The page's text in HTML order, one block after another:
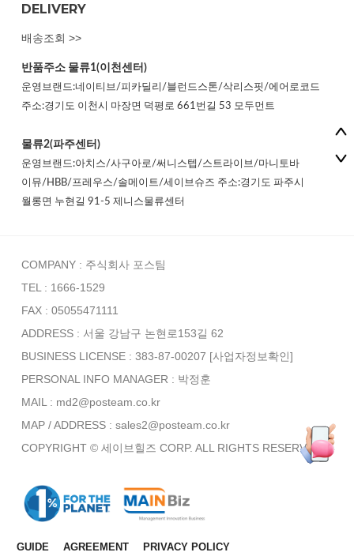
DELIVERY
배송조회 >>
반품주소 물류1(이천센터)
운영브랜드:네이티브/피카딜리/블런드스톤/삭리스핏/에어로코드
주소:경기도 이천시 마장면 덕평로 661번길 53 모두먼트
물류2(파주센터)
운영브랜드:아치스/사구아로/써니스텝/스트라이브/마니토바
이뮤/HBB/프레우스/솔메이트/세이브슈즈 주소:경기도 파주시
월롱면 누현길 91-5 제니스물류센터
COMPANY : 주식회사 포스팀
TEL : 1666-1529
FAX : 05055471111
ADDRESS : 서울 강남구 논현로153길 62
BUSINESS LICENSE : 383-87-00207 [사업자정보확인]
PERSONAL INFO MANAGER : 박정훈
MAIL : md2@posteam.co.kr
MAP / ADDRESS : sales2@posteam.co.kr
COPYRIGHT © 세이브힐즈 CORP. ALL RIGHTS RESERVED.
GUIDE AGREEMENT PRIVACY POLICY